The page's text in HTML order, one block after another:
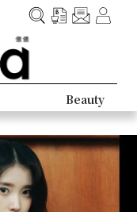
Beauty